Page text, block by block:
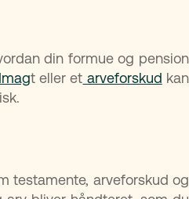
din formue og pension
t eller et arveforskud kan
testamente, arveforskud og